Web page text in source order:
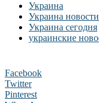
Украина
Украина
Украина сегодня
украинские
Facebook
Twitter
Pinterest